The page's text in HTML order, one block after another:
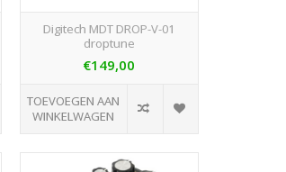
Digitech MDT DROP-V-01
droptune
€149,00
TOEVOEGEN AAN
WINKELWAGEN